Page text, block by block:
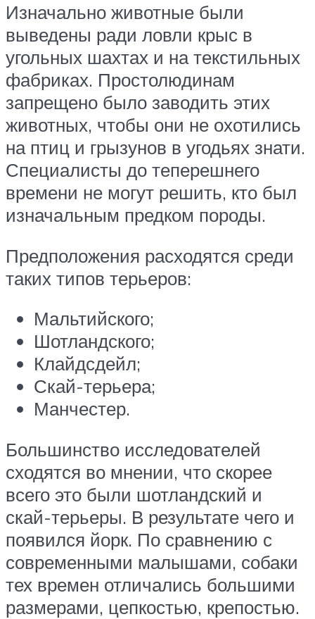
Изначально животные были
выведены ради ловли крыс в
угольных шахтах и на текстильных
фабриках. Простолюдинам
запрещено было заводить этих
животных, чтобы они не охотились
на птиц и грызунов в угодьях знати.
Специалисты до теперешнего
времени не могут решить, кто был
изначальным предком породы.
Предположения расходятся среди
таких типов терьеров:
Мальтийского;
Шотландского;
Клайдсдейл;
Скай-терьера;
Манчестер.
Большинство исследователей
сходятся во мнении, что скорее
всего это были шотландский и
скай-терьеры. В результате чего и
появился йорк. По сравнению с
современными малышами, собаки
тех времен отличались большими
размерами, цепкостью, крепостью.